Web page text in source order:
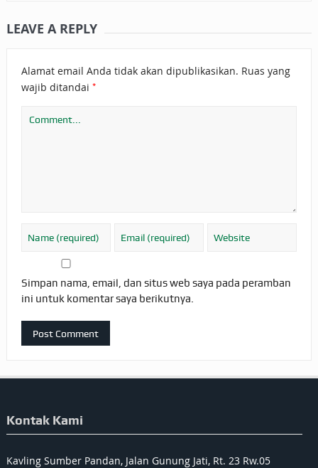
LEAVE A REPLY
Alamat email Anda tidak akan dipublikasikan. Ruas yang
wajib ditandai *
Simpan nama, email, dan situs web saya pada peramban
ini untuk komentar saya berikutnya.
Kontak Kami
Kavling Sumber Pandan, Jalan Gunung Jati, Rt. 23 Rw.05